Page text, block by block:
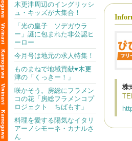
木更津周辺のイングリッシ
ュ・キッズが大集合！
「光の皇子 ソデガウラ
ー」謎に包まれた非公認ヒ
ーロー
今月号は地元の求人特集！
ものまねで地域貢献♥木更
津の「くっきー！」
咲かそう。房総にフラメン
コの花「房総フラメンコプ
ロジェクト ちばもす」
料理を愛する陽気なイタリ
アーノシモーネ・カナルさ
ん
株